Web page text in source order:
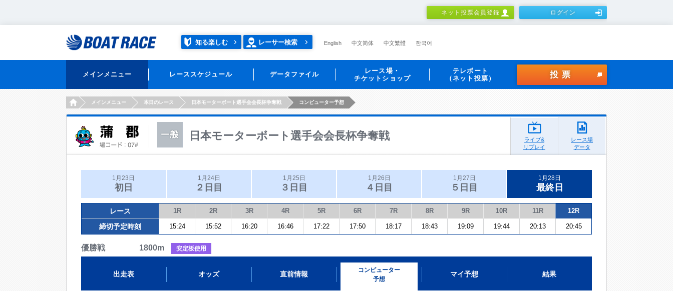
ネット投票会員登録 ログイン
知る楽しむ レーサー検索 English 中文简体 中文繁體 한국어
メインメニュー レーススケジュール データファイル
レース場・
チケットショップ
テレボート
（ネット投票）
投票
HOMEメインメニュー 本日のレース 日本モーターボート選手会会長杯争奪戦 コンピューター予想
日本モーターボート選手会会長杯争奪戦
ライブ&
リプレイ
レース場
データ
1月23日
初日
1月24日
２日目
1月25日
３日目
1月26日
４日目
1月27日
５日目
1月28日
最終日
レース 1R 2R 3R 4R 5R 6R 7R 8R 9R 10R 11R 12R
締切予定時刻 15:24 15:52 16:20 16:46 17:22 17:50 18:17 18:43 19:09 19:44 20:13 20:45
優勝戦 1800m 安定板使用
出走表 オッズ 直前情報
コンピューター
予想
マイ予想 結果